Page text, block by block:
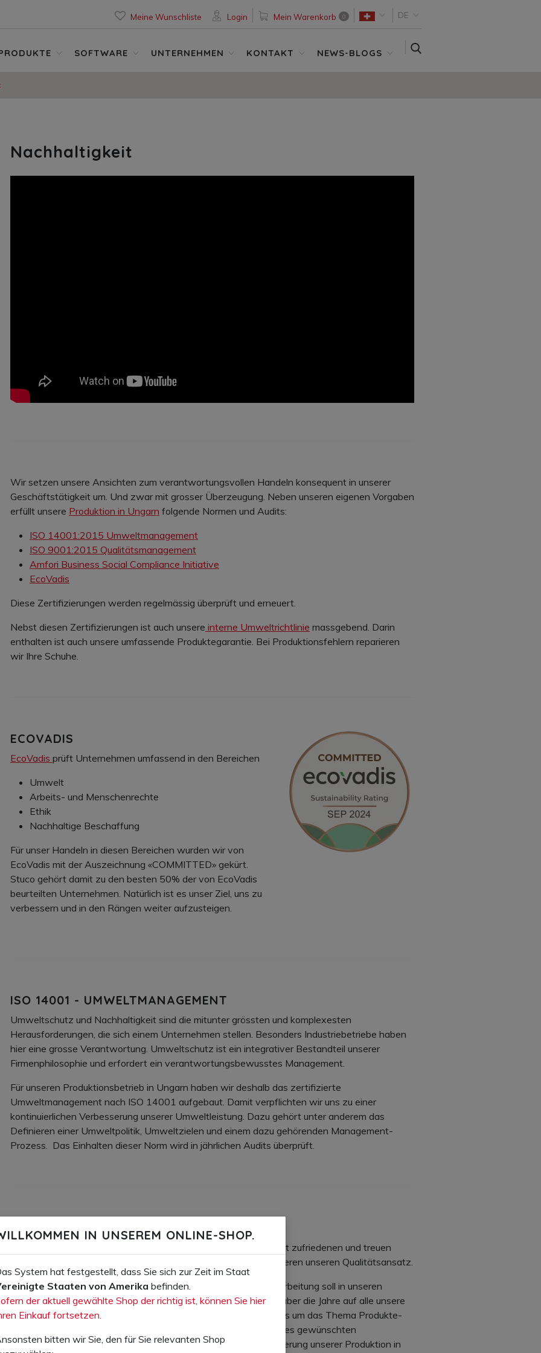
Meine Wunschliste Login Mein Warenkorb 0 DE
SOFTWARE UNTERNEHMEN KONTAKT NEWS-BLOGS
Nachhaltigkeit
Wir setzen unsere Ansichten zum verantwortungsvollen Handeln konsequent in unserer
Geschäftstätigkeit um. Und zwar mit grosser Überzeugung. Neben unseren eigenen Vorgaben
erfüllt unsere Produktion in Ungarn folgende Normen und Audits:
ISO 14001:2015 Umweltmanagement
ISO 9001:2015 Qualitätsmanagement
Amfori Business Social Compliance Initiative
EcoVadis
Diese Zertifizierungen werden regelmässig überprüft und erneuert.
Nebst diesen Zertifizierungen ist auch unsere interne Umweltrichtlinie massgebend. Darin
enthalten ist auch unsere umfassende Produktegarantie. Bei Produktionsfehlern reparieren
wir Ihre Schuhe.
ECOVADIS
EcoVadis prüft Unternehmen umfassend in den Bereichen
Umwelt
Arbeits- und Menschenrechte
Ethik
Nachhaltige Beschaffung
Für unser Handeln in diesen Bereichen wurden wir von
EcoVadis mit der Auszeichnung «COMMITTED» gekürt.
Stuco gehört damit zu den besten 50% der von EcoVadis
beurteilten Unternehmen. Natürlich ist es unser Ziel, uns zu
verbessern und in den Rängen weiter aufzusteigen.
ISO 14001 - UMWELTMANAGEMENT
Umweltschutz und Nachhaltigkeit sind die mitunter grössten und komplexesten
Herausforderungen, die sich einem Unternehmen stellen. Besonders Industriebetriebe haben
hier eine grosse Verantwortung. Umweltschutz ist ein integrativer Bestandteil unserer
Firmenphilosophie und erfordert ein verantwortungsbewusstes Management.
Für unseren Produktionsbetrieb in Ungarn haben wir deshalb das zertifizierte
Umweltmanagement nach ISO 14001 aufgebaut. Damit verpflichten wir uns zu einer
kontinuierlichen Verbesserung unserer Umweltleistung. Dazu gehört unter anderem das
Definieren einer Umweltpolitik, Umweltzielen und einem dazu gehörenden Management-
Prozess. Das Einhalten dieser Norm wird in jährlichen Audits überprüft.
ISO 9001 - QUALITÄTSMANAGEMENT
Der Anspruch an die Qualität unserer Produkte und unser Ziel, mit zufriedenen und treuen
Kunden eine positive Geschäftsbeziehung zu unterhalten, definieren unseren Qualitätsansatz.
Die Liebe zu hochwertigen Materialien und hochstehender Verarbeitung soll in unseren
Produkten spür- und sichtbar sein. Diese Grundhaltung hat sich über die Jahre auf alle unsere
Mitarbeitenden übertragen, die ganz schön kritisch sind, wenn es um das Thema Produkte-
oder Servicequalität geht. Ein besseres System zur Einhaltung des gewünschten
Qualitätslevels können wir uns fast nicht vorstellen. Die Zertifizierung unserer Produktion in
IN UNSEREM ONLINE-SHOP.
System hat festgestellt, dass Sie sich zur Zeit im Staat
Staaten von Amerika befinden.
der aktuell gewählte Shop der richtig ist, können Sie hier
Einkauf fortsetzen.
bitten wir Sie, den für Sie relevanten Shop